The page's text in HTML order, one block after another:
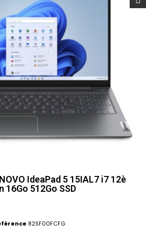
IdeaPad 5 15IAL7 i7 12è
16Go 512Go SSD
82SF00FCFG